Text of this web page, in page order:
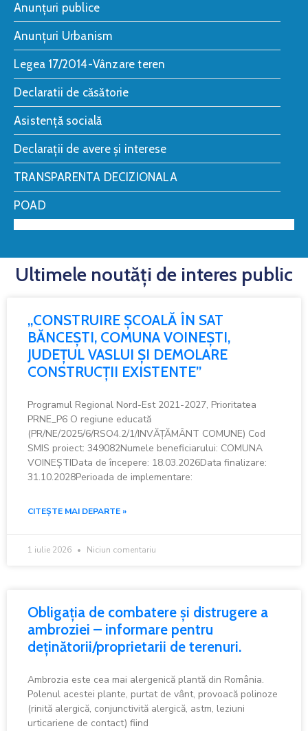
Anunțuri publice
Anunțuri Urbanism
Legea 17/2014-Vânzare teren
Declaratii de căsătorie
Asistență socială
Declarații de avere și interese
TRANSPARENTA DECIZIONALA
POAD
Ultimele noutăți de interes public
„CONSTRUIRE ȘCOALĂ ÎN SAT
BĂNCEȘTI, COMUNA VOINEȘTI,
JUDEȚUL VASLUI ȘI DEMOLARE
CONSTRUCȚII EXISTENTE”
Programul Regional Nord-Est 2021-2027, Prioritatea
PRNE_P6 O regiune educată
(PR/NE/2025/6/RSO4.2/1/INVĂȚĂMÂNT COMUNE) Cod
SMIS proiect: 349082Numele beneficiarului: COMUNA
VOINEȘTIData de începere: 18.03.2026Data finalizare:
31.10.2028Perioada de implementare:
CITEȘTE MAI DEPARTE »
1 iulie 2026 Niciun comentariu
Obligația de combatere și distrugere a
ambroziei – informare pentru
deținătorii/proprietarii de terenuri.
Ambrozia este cea mai alergenică plantă din România.
Polenul acestei plante, purtat de vânt, provoacă polinoze
(rinită alergică, conjunctivită alergică, astm, leziuni
urticariene de contact) fiind